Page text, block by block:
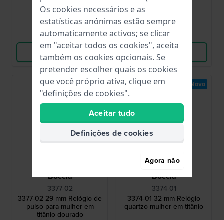
● Em stock
Comparar
Ver produto
Comparar
Ver produto
Boccia
3377-02
3377-02 29 mm Relógio de
pulso para mulher em
titânio dourado
Novo
Boccia
3374-01
3374-01 32 mm Relógio
quartzo mulher em titânio
Novo
Os cookies necessários e as
estatísticas anónimas estão sempre
automaticamente activos; se clicar
em "aceitar todos os cookies", aceita
também os cookies opcionais. Se
pretender escolher quais os cookies
que você próprio ativa, clique em
"definições de cookies".
Aceitar tudo
Definições de cookies
Agora não